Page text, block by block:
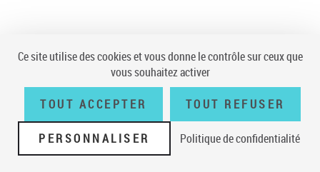
Ce site utilise des cookies et vous donne le contrôle sur ceux que
vous souhaitez activer
TOUT ACCEPTER TOUT REFUSER
PERSONNALISER Politique de confidentialité